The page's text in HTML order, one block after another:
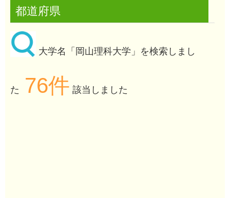
都道府県
大学名「岡山理科大学」を検索しまし
た 76件 該当しました